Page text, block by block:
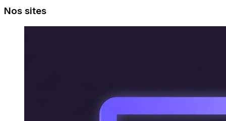
Nos sites